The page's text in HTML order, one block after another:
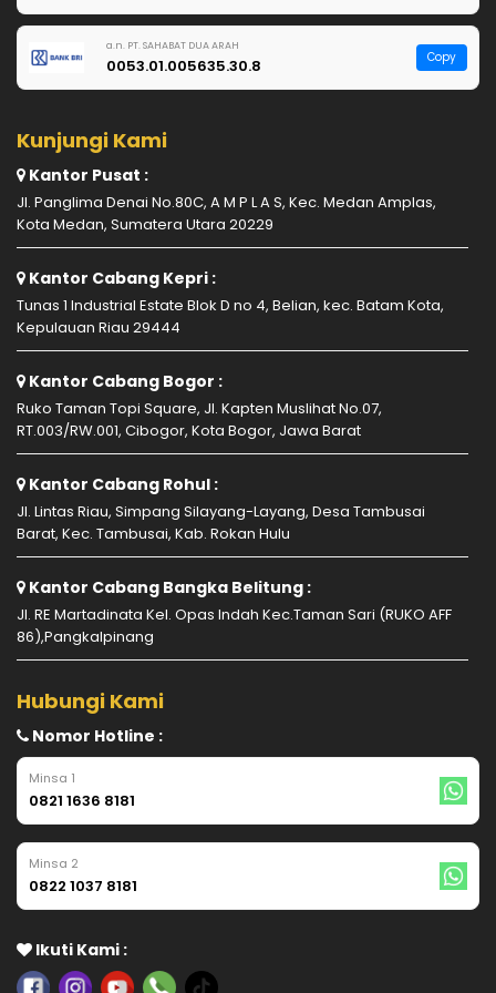
a.n. PT. SAHABAT DUA ARAH
0053.01.005635.30.8 Copy
Kunjungi Kami
Kantor Pusat :
Jl. Panglima Denai No.80C, A M P L A S, Kec. Medan Amplas,
Kota Medan, Sumatera Utara 20229
Kantor Cabang Kepri :
Tunas 1 Industrial Estate Blok D no 4, Belian, kec. Batam Kota,
Kepulauan Riau 29444
Kantor Cabang Bogor :
Ruko Taman Topi Square, Jl. Kapten Muslihat No.07,
RT.003/RW.001, Cibogor, Kota Bogor, Jawa Barat
Kantor Cabang Rohul :
Jl. Lintas Riau, Simpang Silayang-Layang, Desa Tambusai
Barat, Kec. Tambusai, Kab. Rokan Hulu
Kantor Cabang Bangka Belitung :
Jl. RE Martadinata Kel. Opas Indah Kec.Taman Sari (RUKO AFF
86),Pangkalpinang
Hubungi Kami
Nomor Hotline :
Minsa 1
0821 1636 8181
Minsa 2
0822 1037 8181
Ikuti Kami :